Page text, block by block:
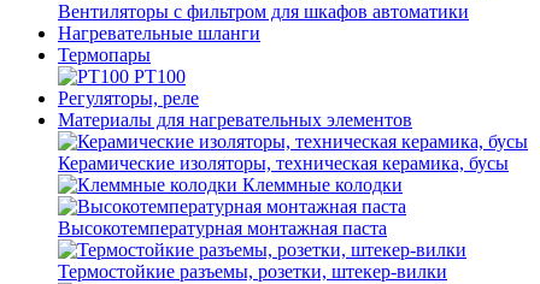
Вентиляторы с фильтром для шкафов автоматики
Нагревательные шланги
Термопары
PT100
Регуляторы, реле
Материалы для нагревательных элементов
Керамические изоляторы, техническая керамика, бусы
Клеммные колодки
Высокотемпературная монтажная паста
Термостойкие разъемы, розетки, штекер-вилки